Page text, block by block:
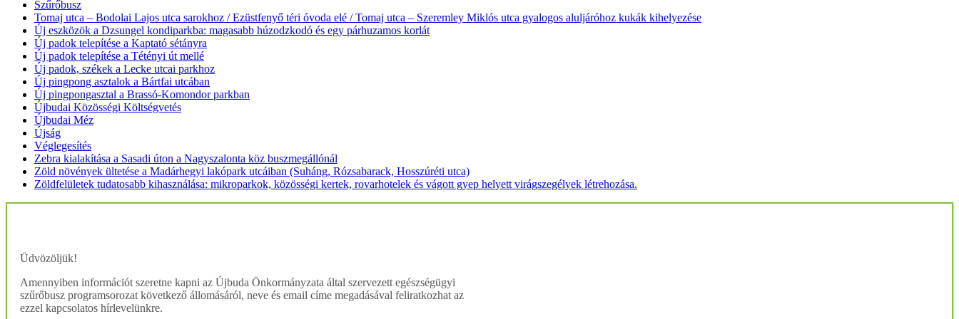
Szűrőbusz
Tomaj utca – Bodolai Lajos utca sarokhoz / Ezüstfenyő téri óvoda elé / Tomaj utca – Szeremley Miklós utca gyalogos aluljáróhoz kukák kihelyezése
Új eszközök a Dzsungel kondiparkba: magasabb húzodzkodó és egy párhuzamos korlát
Új padok telepítése a Kaptató sétányra
Új padok telepítése a Tétényi út mellé
Új padok, székek a Lecke utcai parkhoz
Új pingpong asztalok a Bártfai utcában
Új pingpongasztal a Brassó-Komondor parkban
Újbudai Közösségi Költségvetés
Újbudai Méz
Újság
Véglegesítés
Zebra kialakítása a Sasadi úton a Nagyszalonta köz buszmegállónál
Zöld növények ültetése a Madárhegyi lakópark utcáiban (Suháng, Rózsabarack, Hosszúréti utca)
Zöldfelületek tudatosabb kihasználása: mikroparkok, közösségi kertek, rovarhotelek és vágott gyep helyett virágszegélyek létrehozása.
Üdvözöljük!
Amennyiben információt szeretne kapni az Újbuda Önkormányzata által szervezett egészségügyi
szűrőbusz programsorozat következő állomásáról, neve és email címe megadásával feliratkozhat az
ezzel kapcsolatos hírlevelünkre.